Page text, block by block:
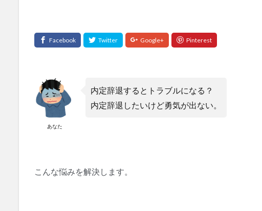
あなた
内定辞退するとトラブルになる？
内定辞退したいけど勇気が出ない。
こんな悩みを解決します。